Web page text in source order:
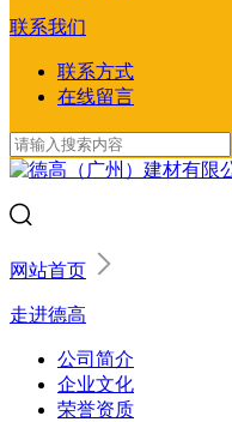
联系我们
联系方式
在线留言
网站首页
走进德高
公司简介
企业文化
荣誉资质